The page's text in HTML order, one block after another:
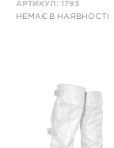
АРТИКУЛ: 1793
НЕМАЄ В НАЯВНОСТІ